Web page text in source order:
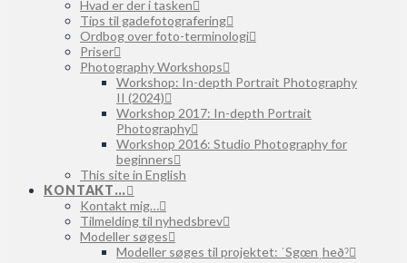
Hvad er der i tasken
Tips til gadefotografering
Ordbog over foto-terminologi
Priser
Photography Workshops
Workshop: In-depth Portrait Photography
II (2024)
Workshop 2017: In-depth Portrait
Photography
Workshop 2016: Studio Photography for
beginners
This site in English
KONTAKT…
Kontakt mig…
Tilmelding til nyhedsbrev
Modeller søges
Modeller søges til projektet: ˈSgœnˌheðˀ